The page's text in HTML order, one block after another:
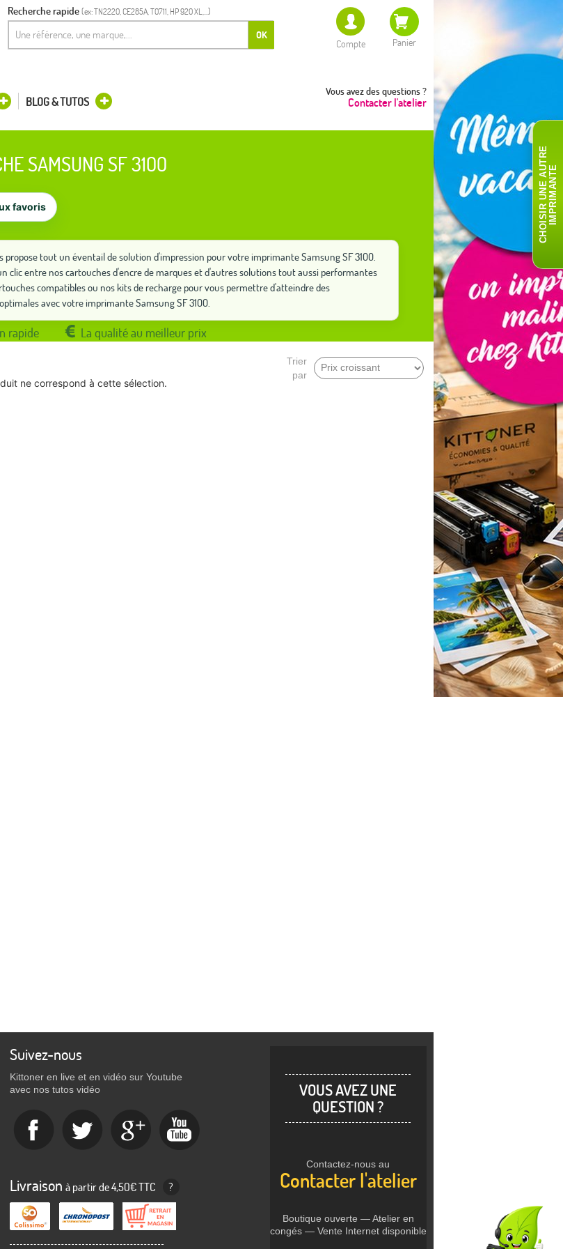
Recherche rapide (ex: TN2220, CE285A, T0711, HP 920 XL,...)
OK
Compte Panier
Vous avez des questions ?
Contacter l'atelier
BLOG & TUTOS
SAMSUNG SF 3100
favoris
propose tout un éventail de solution d'impression pour votre imprimante Samsung SF 3100.
clic entre nos cartouches d'encre de marques et d'autres solutions tout aussi performantes
compatibles ou nos kits de recharge pour vous permettre d'atteindre des
avec votre imprimante Samsung SF 3100.
rapide La qualité au meilleur prix
Trier
par
ne correspond à cette sélection.
Suivez-nous
Kittoner en live et en vidéo sur Youtube
avec nos tutos vidéo
Livraison à partir de 4,50€ TTC ?
VOUS AVEZ UNE
QUESTION ?
Contactez-nous au
Contacter l'atelier
Boutique ouverte — Atelier en
congés — Vente Internet disponible
C
H
O
I
S
I
R
U
N
E
AU
T
R
E
I
M
P
R
I
M
A
N
TE